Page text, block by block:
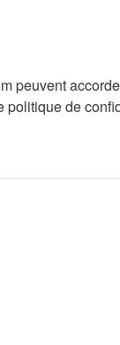
peuvent
politique de